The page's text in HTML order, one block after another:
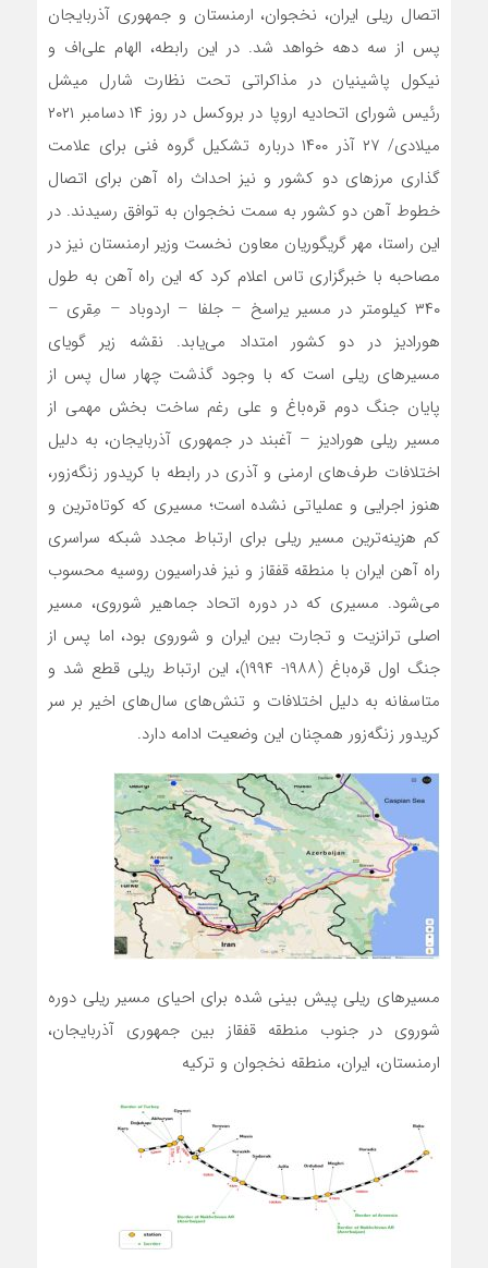
اتصال ریلی ایران، نخجوان، ارمنستان و جمهوری آذربایجان
پس از سه دهه خواهد شد. در این رابطه، الهام علی‌اف و
نیکول پاشینیان در مذاکراتی تحت نظارت شارل میشل
رئیس شورای اتحادیه اروپا در بروکسل در روز ۱۴ دسامبر ۲۰۲۱
میلادی/ ۲۷ آذر ۱۴۰۰ درباره تشکیل گروه فنی برای علامت
گذاری مرز‌های دو کشور و نیز احداث راه آهن برای اتصال
خطوط آهن دو کشور به سمت نخجوان به توافق رسیدند. در
این راستا، مهر گریگوریان معاون نخست وزیر ارمنستان نیز در
مصاحبه با خبرگزاری تاس اعلام کرد که این راه آهن به طول
۳۴۰ کیلومتر در مسیر یراسخ – جلفا – اردوباد – مِقری –
هورادیز در دو کشور امتداد می‌یابد. نقشه زیر گویای
مسیرهای ریلی است که با وجود گذشت چهار سال پس از
پایان جنگ دوم ‌قره‌باغ و علی رغم ساخت بخش مهمی از
مسیر ریلی هورادیز – آغبند در جمهوری آذربایجان، به دلیل
اختلافات طرف‌های ارمنی و آذری در رابطه با کریدور زنگه‌زور،
هنوز اجرایی و عملیاتی نشده است؛ مسیری که کوتاه‌‌ترین و
کم هزینه‌‌ترین مسیر ریلی برای ارتباط مجدد شبکه سراسری
راه آهن ایران با منطقه قفقاز و نیز فدراسیون روسیه محسوب
می‌شود. مسیری که در دوره اتحاد جماهیر شوروی، مسیر
اصلی ترانزیت و تجارت بین ایران و شوروی بود، اما پس از
جنگ اول ‌قره‌باغ (۱۹۸۸- ۱۹۹۴)، این ارتباط ریلی قطع شد و
متاسفانه به دلیل اختلافات و تنش‌های سال‌های اخیر بر سر
کریدور زنگه‌زور همچنان این وضعیت ادامه دارد.
مسیرهای ریلی پیش بینی شده برای احیای مسیر ریلی دوره
شوروی در جنوب منطقه قفقاز بین جمهوری آذربایجان،
ارمنستان، ایران، منطقه نخجوان و ترکیه